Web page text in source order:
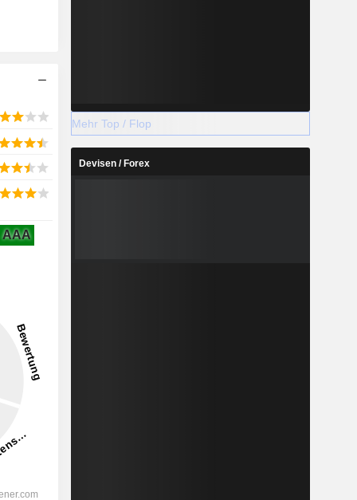
AAA
Mehr Top / Flop
Devisen / Forex